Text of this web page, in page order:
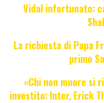
Vidal infortunato:
La richiesta di Papa
primo
«Chi non muore si
investito: Inter, Erick